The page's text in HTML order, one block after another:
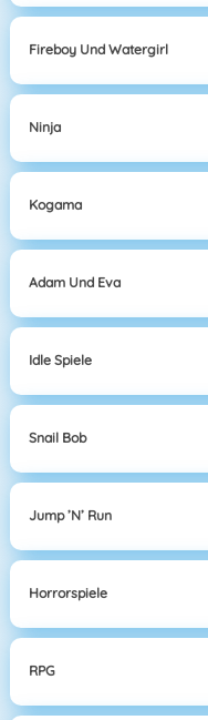
Fireboy Und Watergirl
Ninja
Kogama
Adam Und Eva
Idle Spiele
Snail Bob
Jump ’n’ Run
Horrorspiele
RPG